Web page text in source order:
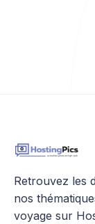
Retrouvez les
nos
voyage sur